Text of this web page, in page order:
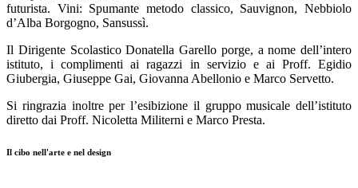
futurista. Vini: Spumante metodo classico, Sauvignon, Nebbiolo
d’Alba Borgogno, Sansussì.
Il Dirigente Scolastico Donatella Garello porge, a nome dell’intero
istituto, i complimenti ai ragazzi in servizio e ai Proff. Egidio
Giubergia, Giuseppe Gai, Giovanna Abellonio e Marco Servetto.
Si ringrazia inoltre per l’esibizione il gruppo musicale dell’istituto
diretto dai Proff. Nicoletta Militerni e Marco Presta.
Il cibo nell'arte e nel design